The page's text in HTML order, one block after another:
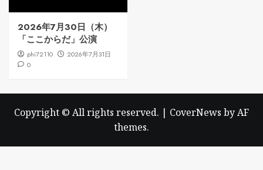
2026年7月30日（木）
「ここからだ」公演
phi72110
2026年7月31日
0
Copyright © All rights reserved. | CoverNews by AF
themes.